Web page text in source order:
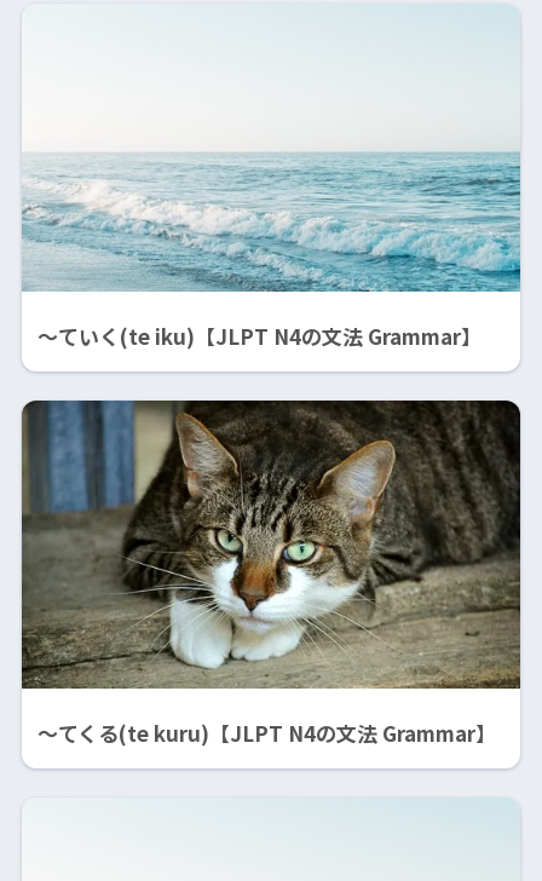
〜ていく(te iku)【JLPT N4の文法 Grammar】
〜てくる(te kuru)【JLPT N4の文法 Grammar】